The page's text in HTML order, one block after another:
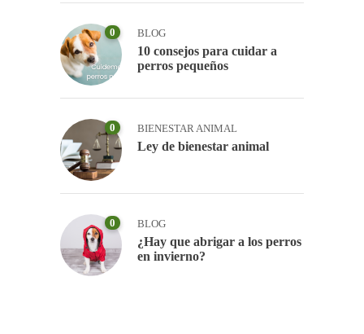
0 BLOG
10 consejos para cuidar a
perros pequeños
0 BIENESTAR ANIMAL
Ley de bienestar animal
0 BLOG
¿Hay que abrigar a los perros
en invierno?